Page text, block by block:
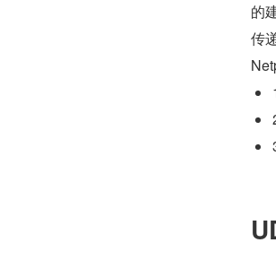
的
传